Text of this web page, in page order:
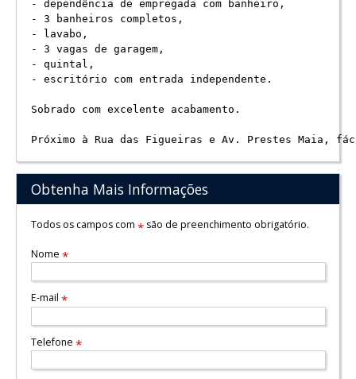
- dependência de empregada com banheiro,
- 3 banheiros completos,
- lavabo,
- 3 vagas de garagem,
- quintal,
- escritório com entrada independente.
Sobrado com excelente acabamento.
Próximo à Rua das Figueiras e Av. Prestes Maia,
Obtenha Mais Informações
Todos os campos com *são de preenchimento obrigatório.
Nome *
E-mail *
Telefone *